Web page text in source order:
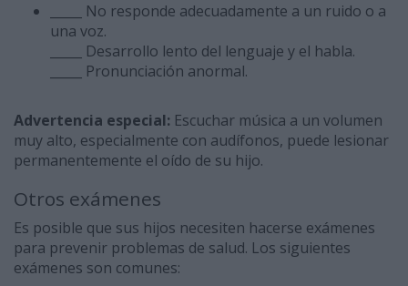
_____ No responde adecuadamente a un ruido o a
una voz.
_____ Desarrollo lento del lenguaje y el habla.
_____ Pronunciación anormal.
Advertencia especial: Escuchar música a un volumen
muy alto, especialmente con audífonos, puede lesionar
permanentemente el oído de su hijo.
Otros exámenes
Es posible que sus hijos necesiten hacerse exámenes
para prevenir problemas de salud. Los siguientes
exámenes son comunes: